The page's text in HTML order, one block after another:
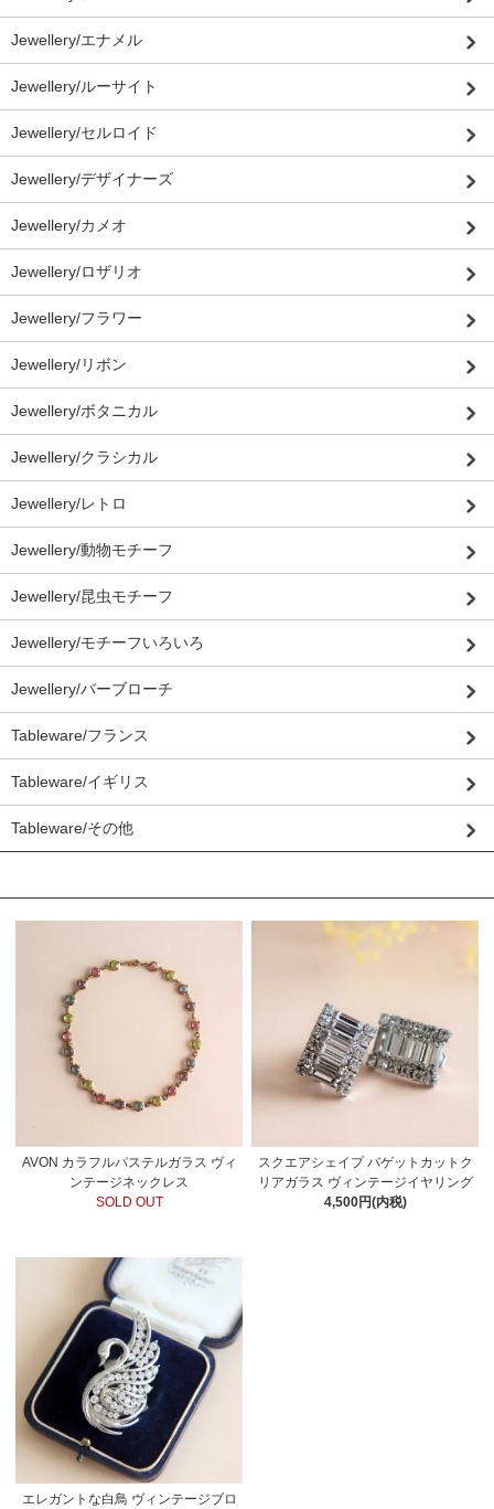
Jewellery/エナメル
Jewellery/ルーサイト
Jewellery/セルロイド
Jewellery/デザイナーズ
Jewellery/カメオ
Jewellery/ロザリオ
Jewellery/フラワー
Jewellery/リボン
Jewellery/ボタニカル
Jewellery/クラシカル
Jewellery/レトロ
Jewellery/動物モチーフ
Jewellery/昆虫モチーフ
Jewellery/モチーフいろいろ
Jewellery/バーブローチ
Tableware/フランス
Tableware/イギリス
Tableware/その他
AVON カラフルパステルガラス ヴィ
ンテージネックレス
SOLD OUT
スクエアシェイプ バゲットカットク
リアガラス ヴィンテージイヤリング
4,500円(内税)
エレガントな白鳥 ヴィンテージブロ